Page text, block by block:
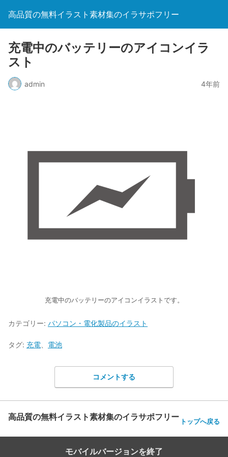
高品質の無料イラスト素材集のイラサポフリー
充電中のバッテリーのアイコンイラ
スト
admin 4年前
充電中のバッテリーのアイコンイラストです。
カテゴリー: パソコン・電化製品のイラスト
タグ: 充電 電池
コメントする
高品質の無料イラスト素材集のイラサポフリー トップへ戻る
モバイルバージョンを終了